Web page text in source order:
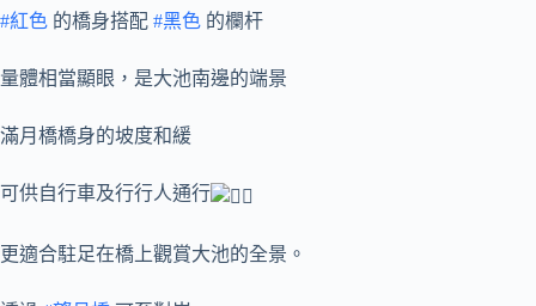
#紅色 的橋身搭配 #黑色 的欄杆
量體相當顯眼，是大池南邊的端景
滿月橋橋身的坡度和緩
可供自行車及行行人通行
更適合駐足在橋上觀賞大池的全景。